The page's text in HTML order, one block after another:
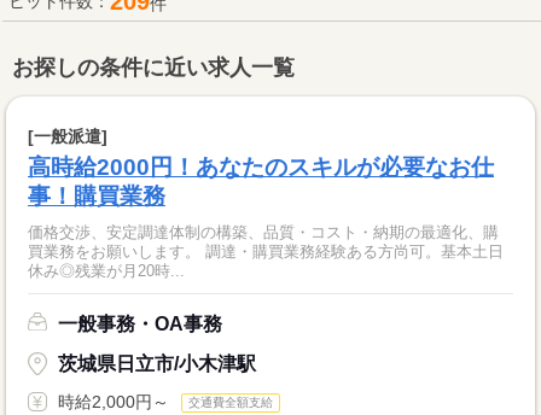
お探しの条件に近い求人一覧
[一般派遣]
高時給2000円！あなたのスキルが必要なお仕
事！購買業務
価格交渉、安定調達体制の構築、品質・コスト・納期の最適化、購
買業務をお願いします。 調達・購買業務経験ある方尚可。基本土日
休み◎残業が月20時...
一般事務・OA事務
茨城県日立市/小木津駅
時給2,000円～ 交通費全額支給